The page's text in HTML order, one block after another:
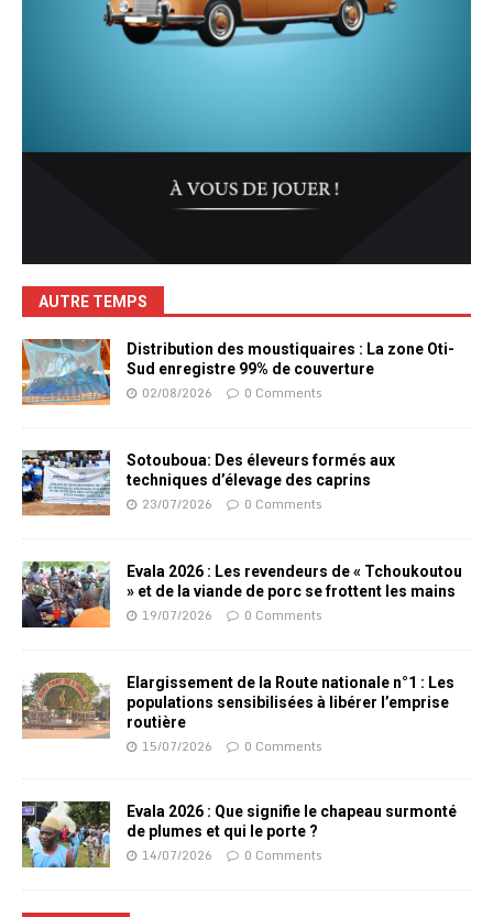
AUTRE TEMPS
Distribution des moustiquaires : La zone Oti-
Sud enregistre 99% de couverture
02/08/2026 0 Comments
Sotouboua: Des éleveurs formés aux
techniques d’élevage des caprins
23/07/2026 0 Comments
Evala 2026 : Les revendeurs de « Tchoukoutou
» et de la viande de porc se frottent les mains
19/07/2026 0 Comments
Elargissement de la Route nationale n°1 : Les
populations sensibilisées à libérer l’emprise
routière
15/07/2026 0 Comments
Evala 2026 : Que signifie le chapeau surmonté
de plumes et qui le porte ?
14/07/2026 0 Comments